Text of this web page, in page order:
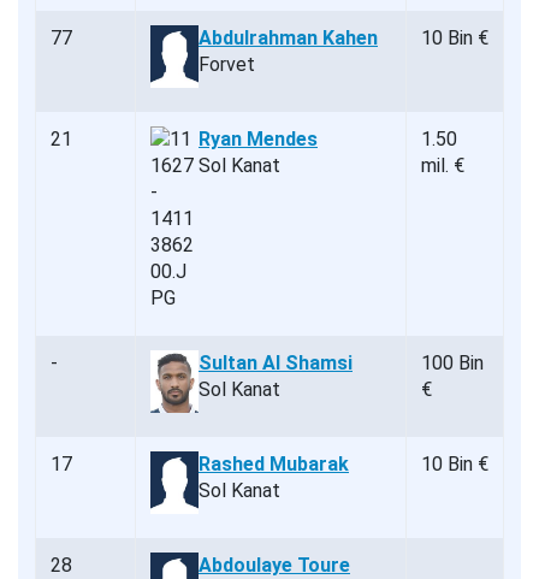
77
Abdulrahman Kahen
Forvet
10 Bin €
21
Ryan Mendes
Sol Kanat
1.50
mil. €
-
Sultan Al Shamsi
Sol Kanat
100 Bin
€
17
Rashed Mubarak
Sol Kanat
10 Bin €
28
Abdoulaye Toure